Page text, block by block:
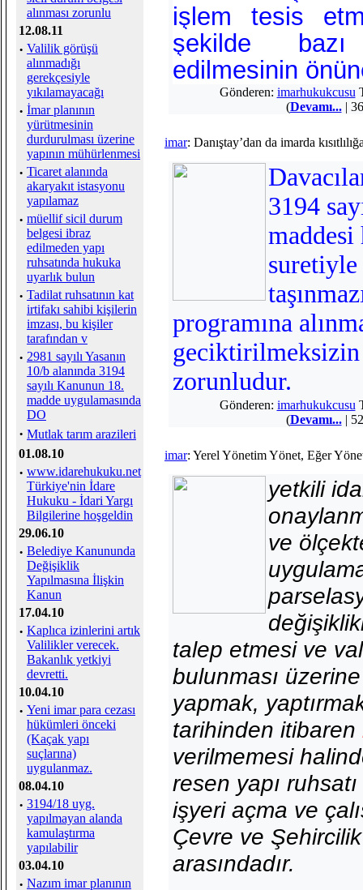
alınması zorunlu
12.08.11
· Valilik görüşü
alınmadığı
gerekçesiyle
yıkılamayacağı
· İmar planının
yürütmesinin
durdurulması üzerine
yapının mühürlenmesi
· Ticaret alanında
akaryakıt istasyonu
yapılamaz
· müellif sicil durum
belgesi ibraz
edilmeden yapı
ruhsatında hukuka
uyarlık bulun
· Tadilat ruhsatının kat
irtifakı sahibi kişilerin
imzası, bu kişiler
tarafından v
· 2981 sayılı Yasanın
10/b alanında 3194
sayılı Kanunun 18.
madde uygulamasında
DO
· Mutlak tarım arazileri
01.08.10
· www.idarehukuku.net
Türkiye'nin İdare
Hukuku - İdari Yargı
Bilgilerine hoşgeldin
29.06.10
· Belediye Kanununda
Değişiklik
Yapılmasına İlişkin
Kanun
17.04.10
· Kaplıca izinlerini artık
Valilikler verecek.
Bakanlık yetkiyi
devretti.
10.04.10
· Yeni imar para cezası
hükümleri önceki
(Kaçak yapı
suçlarına)
uygulanmaz.
08.04.10
· 3194/18 uyg.
yapılmayan alanda
kamulaştırma
yapılabilir
03.04.10
· Nazım imar planının
işlem tesis
şekilde bazı
edilmesinin
Gönderen: imarhukukcusu
(Devamı...|
imar: Danıştay’dan da imarda
3194
programına
geciktirilmeksizin
zorunludur.
Gönderen: imarhukukcusu
(Devamı...|
imar: Yerel Yönetim Yönet, Eğer
yetkili
ve
talep etmesi ve
bulunması
yapmak,
tarihinden itibaren
verilmemesi
resen yapı
işyeri açma ve
Çevre ve
arasındadır.